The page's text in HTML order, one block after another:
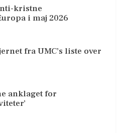
kristne
i maj 2026
fra UMC’s liste over
anklaget for